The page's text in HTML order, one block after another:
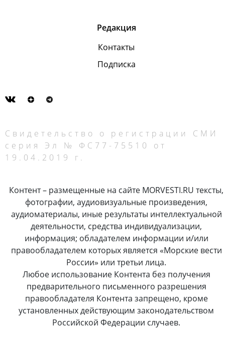
Редакция
Контакты
Подписка
Свидетельство о регистрации СМИ
серия Эл № ФС77-75510 от
19.04.2019 г.
Контент – размещенные на сайте MORVESTI.RU тексты,
фотографии, аудиовизуальные произведения,
аудиоматериалы, иные результаты интеллектуальной
деятельности, средства индивидуализации,
информация; обладателем информации и/или
правообладателем которых является «Морские вести
России» или третьи лица.
Любое использование Контента без получения
предварительного письменного разрешения
правообладателя Контента запрещено, кроме
установленных действующим законодательством
Российской Федерации случаев.